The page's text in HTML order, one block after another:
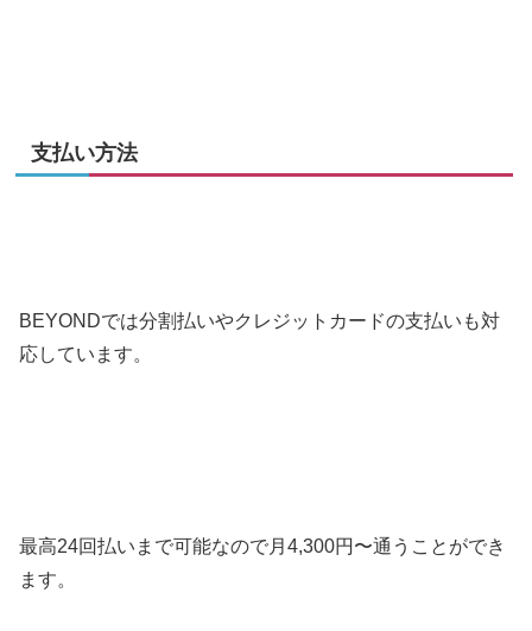
支払い方法
BEYONDでは分割払いやクレジットカードの支払いも対
応しています。
最高24回払いまで可能なので月4,300円〜通うことができ
ます。